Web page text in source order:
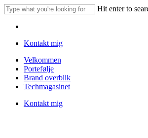
Skip
to
main
Hit enter to
Search
Kontakt mig
Menu
Velkommen
Portefølje
Brand overblik
Techmagasinet
Kontakt mig